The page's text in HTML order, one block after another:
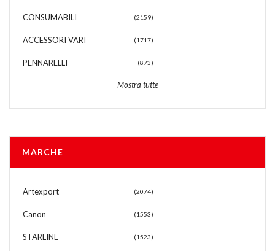
CONSUMABILI (2159)
ACCESSORI VARI (1717)
PENNARELLI (873)
Mostra tutte
MARCHE
Artexport (2074)
Canon (1553)
STARLINE (1523)